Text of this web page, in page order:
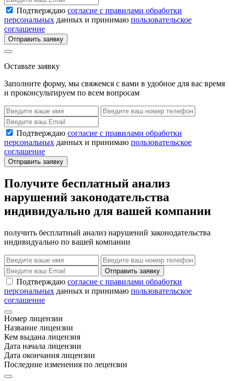
Подтверждаю согласие с правилами обработки
персональных данных и принимаю пользовательское
соглашение
Отправить заявку
Оставьте заявку
Заполните форму, мы свяжемся с вами в удобное для вас время
и проконсультируем по всем вопросам
Подтверждаю согласие с правилами обработки
персональных данных и принимаю пользовательское
соглашение
Отправить заявку
Получите бесплатный анализ
нарушений законодательства
индивидуально для вашей компании
получить бесплатный анализ нарушений законодательства
индивидуально по вашей компании
Отправить заявку
Подтверждаю согласие с правилами обработки
персональных данных и принимаю пользовательское
соглашение
Номер лицензии
Название лицензии
Кем выдана лицензия
Дата начала лицензии
Дата окончания лицензии
Последние изменения по лецензии